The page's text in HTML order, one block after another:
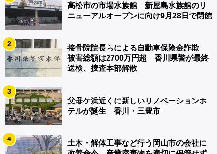
高松市の市場水族館 新屋島水族館のリ
ニューアルオープンに向け9月28日で閉館
2
接骨院院長らによる自動車保険金詐欺
被害総額は2700万円超 香川県警が最終
送検、捜査本部解散
3
父母ケ浜近くに新しいリノベーションホ
テルが誕生 香川・三豊市
4
土木・解体工事など行う岡山市の会社に